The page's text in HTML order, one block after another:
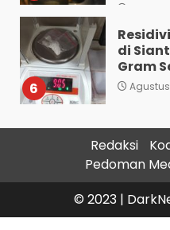
6
di
Gram
7
Sat
4.800
ke Bea
Agustus
Redaksi
Pedoman
© 2023 |